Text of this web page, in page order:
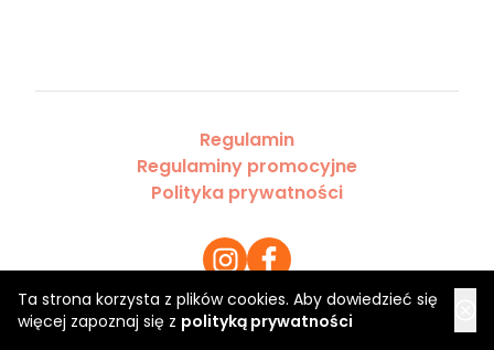
Ta strona korzysta z plików cookies. Aby dowiedzieć się
więcej zapoznaj się z polityką prywatności
Regulamin
Regulaminy promocyjne
Polityka prywatności